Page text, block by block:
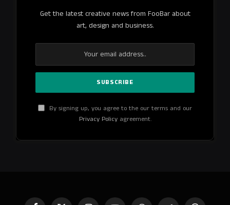
Get the latest creative news from FooBar about
art, design and business.
By signing up, you agree to the our terms and our
Privacy Policyagreement.